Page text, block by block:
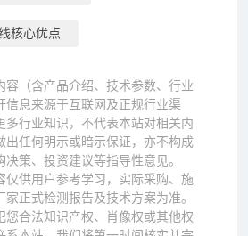
核心优点
容（含产品介绍、技术参数、行业
信息来源于互联网及正规行业渠
多行业知识，不代表本站对相关内
出任何明示或暗示保证，亦不构成
策、投资建议等指导性意见。
仅供用户参考学习，实际采购、施
正式检测报告及技术方案为准。
您合法知识产权、肖像权或其他权